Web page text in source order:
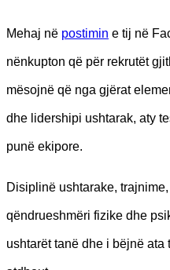
Mehaj në postimin e tij në
nënkupton që për rekrutët
mësojnë që nga gjërat
dhe lidershipi ushtarak, aty
punë ekipore.
Disiplinë ushtarake,
qëndrueshmëri fizike dhe
ushtarët tanë dhe i bëjnë